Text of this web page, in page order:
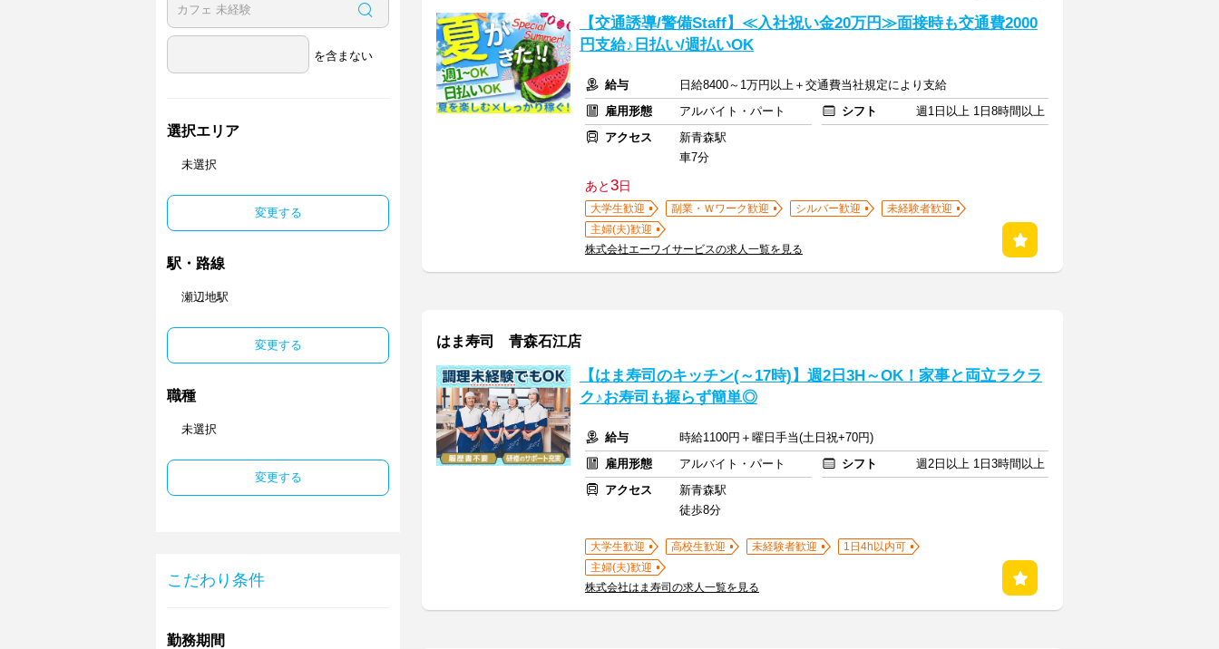
を含まない
選択エリア
未選択
変更する
駅・路線
瀬辺地駅
変更する
職種
未選択
変更する
こだわり条件
勤務期間
【交通誘導/警備Staff】≪入社祝い金20万円≫面接時も交通費2000
円支給♪日払い/週払いOK
給与
日給8400～1万円以上＋交通費当社規定により支給
雇用形態
アルバイト・パート シフト
週1日以上 1日8時間以上
アクセス
新青森駅
車7分
あと3日
大学生歓迎 副業・Ｗワーク歓迎 シルバー歓迎
未経験者歓迎
主婦(夫)歓迎
株式会社エーワイサービスの求人一覧を見る
はま寿司 青森石江店
【はま寿司のキッチン(～17時)】週2日3H～OK！家事と両立ラクラ
ク♪お寿司も握らず簡単◎
給与
時給1100円＋曜日手当(土日祝+70円)
雇用形態
アルバイト・パート シフト
週2日以上 1日3時間以上
アクセス
新青森駅
徒歩8分
大学生歓迎 高校生歓迎 未経験者歓迎
1日4h以内可
主婦(夫)歓迎
株式会社はま寿司の求人一覧を見る